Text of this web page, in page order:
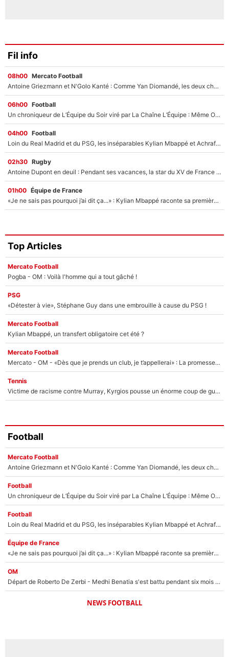
Fil info
08h00 Mercato Football
Antoine Griezmann et N'Golo Kanté : Comme Yan Diomandé, les deux champions du monde ont refusé de signer au PSG !
06h00 Football
Un chroniqueur de L’Équipe du Soir viré par La Chaîne L’Équipe : Même Olivier Ménard n’avait pas pu empêcher son départ, «je l’ai appris sur Twitter, je l’ai vécu assez mal»
04h00 Football
Loin du Real Madrid et du PSG, les inséparables Kylian Mbappé et Achraf Hakimi changent d'équipe le temps d'une journée !
02h30 Rugby
Antoine Dupont en deuil : Pendant ses vacances, la star du XV de France a perdu sa grand-mère
01h00 Équipe de France
«Je ne sais pas pourquoi j’ai dit ça...» : Kylian Mbappé raconte sa première rencontre avec Zinédine Zidane (et c’est très drôle)
Top Articles
Mercato Football
Pogba - OM : Voilà l'homme qui a tout gâché !
PSG
«Détester à vie», Stéphane Guy dans une embrouille à cause du PSG !
Mercato Football
Kylian Mbappé, un transfert obligatoire cet été ?
Mercato Football
Mercato - OM - «Dès que je prends un club, je t’appellerai» : La promesse de Marcelino au moment de claquer la porte
Tennis
Victime de racisme contre Murray, Kyrgios pousse un énorme coup de gueule !
Football
Mercato Football
Antoine Griezmann et N'Golo Kanté : Comme Yan Diomandé, les deux champions du monde ont refusé de signer au PSG !
Football
Un chroniqueur de L’Équipe du Soir viré par La Chaîne L’Équipe : Même Olivier Ménard n’avait pas pu empêcher son départ, «je l’ai appris sur Twitter, je l’ai vécu assez mal»
Football
Loin du Real Madrid et du PSG, les inséparables Kylian Mbappé et Achraf Hakimi changent d'équipe le temps d'une journée !
Équipe de France
«Je ne sais pas pourquoi j’ai dit ça...» : Kylian Mbappé raconte sa première rencontre avec Zinédine Zidane (et c’est très drôle)
OM
Départ de Roberto De Zerbi - Medhi Benatia s'est battu pendant six mois pour le retenir à l'OM, le PSG a été le naufrage de trop : «Je pars avec toi»
NEWS FOOTBALL